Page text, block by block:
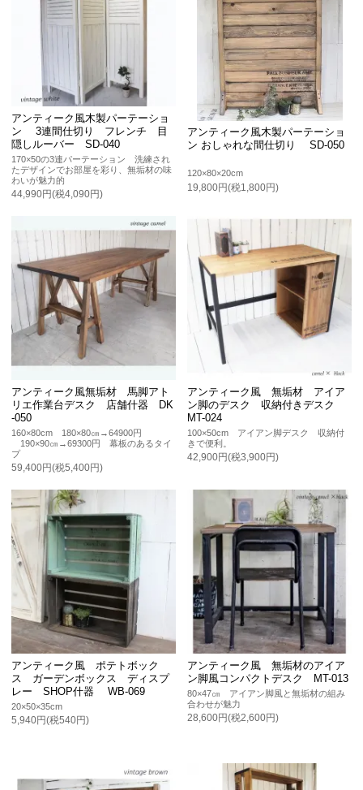
アンティーク風木製パーテーショ
ン 3連間仕切り フレンチ 目
隠しルーバー SD-040
170×50の3連パーテーション 洗練され
たデザインでお部屋を彩り、無垢材の味
わいが魅力的
44,990円(税4,090円)
アンティーク風木製パーテーショ
ン おしゃれな間仕切り SD-050
120×80×20cm
19,800円(税1,800円)
アンティーク風無垢材 馬脚アト
リエ作業台デスク 店舗什器 DK
-050
160×80cm 180×80㎝→64900円
190×90㎝→69300円 幕板のあるタイ
プ
59,400円(税5,400円)
アンティーク風 無垢材 アイア
ン脚のデスク 収納付きデスク
MT-024
100×50cm アイアン脚デスク 収納付
きで便利。
42,900円(税3,900円)
アンティーク風 ポテトボック
ス ガーデンボックス ディスプ
レー SHOP什器 WB-069
20×50×35cm
5,940円(税540円)
アンティーク風 無垢材のアイア
ン脚風コンパクトデスク MT-013
80×47㎝ アイアン脚風と無垢材の組み
合わせが魅力
28,600円(税2,600円)